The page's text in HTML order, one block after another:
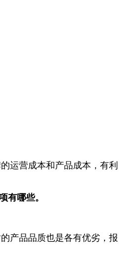
运营成本和产品成本，有利
有哪些。
产品品质也是各有优劣，报